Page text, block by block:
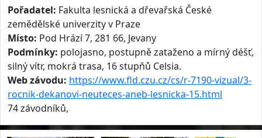
Pořadatel: Fakulta lesnická a dřevařská České
zemědělské univerzity v Praze
Místo: Pod Hrází 7, 281 66, Jevany
Podmínky: polojasno, postupně zataženo a mírný déšť,
silný vítr, mokrá trasa, 16 stupňů Celsia.
Web závodu: https://www.fld.czu.cz/cs/r-7190-vizual/3-
rocnik-dekanovi-neuteces-aneb-lesnicka-15.html
74 závodníků,